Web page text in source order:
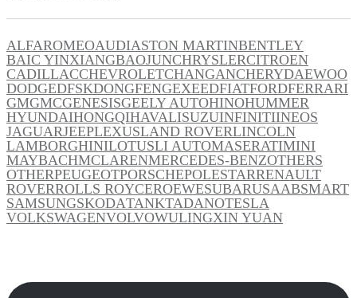
ALFAROMEOAUDIASTON MARTINBENTLEY
BAIC YINXIANGBAOJUNCHRYSLERCITROEN
CADILLACCHEVROLETCHANGANCHERYDAEWOO
DODGEDFSKDONGFENGEXEEDFIATFORDFERRARI
GMGMCGENESISGEELY AUTOHINOHUMMER
HYUNDAIHONGQIHAVALISUZUINFINITIINEOS
JAGUARJEEPLEXUSLAND ROVERLINCOLN
LAMBORGHINILOTUSLI AUTOMASERATIMINI
MAYBACHMCLARENMERCEDES-BENZOTHERS
OTHERPEUGEOTPORSCHEPOLESTARRENAULT
ROVERROLLS ROYCEROEWESUBARUSAABSMART
SAMSUNGSKODATANKTADANOTESLA
VOLKSWAGENVOLVOWULINGXIN YUAN